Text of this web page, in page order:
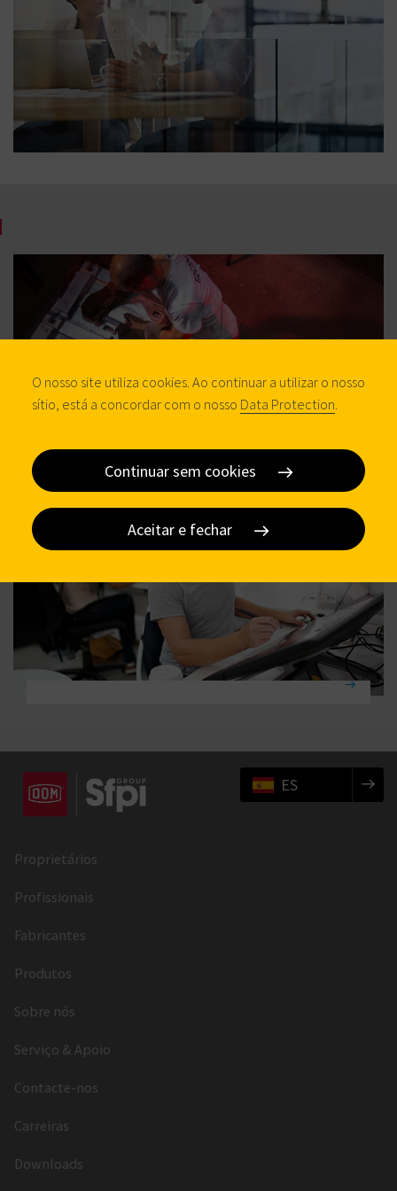
ES
Proprietários
Profissionais
Fabricantes
Produtos
Sobre nós
Serviço & Apoio
Contacte-nos
Carreiras
Downloads
O nosso site utiliza cookies. Ao continuar a utilizar o nosso
sítio, está a concordar com o nosso Data Protection.
Continuar sem cookies
Aceitar e fechar